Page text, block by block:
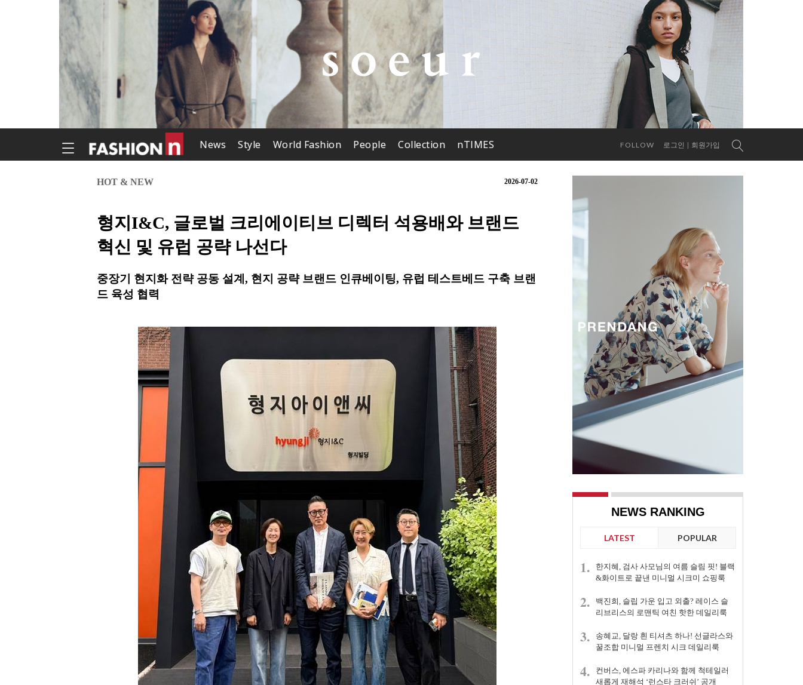
News Style World Fashion People Collection nTIMES FOLLOW 로그인 회원가입
HOT & NEW 2026-07-02
형지I&C, 글로벌 크리에이티브 디렉터 석용배와 브랜드
혁신 및 유럽 공략 나선다
중장기 현지화 전략 공동 설계, 현지 공략 브랜드 인큐베이팅, 유럽 테스트베드 구축 브랜
드 육성 협력
NEWS RANKING
LATEST POPULAR
1.
한지혜, 검사 사모님의 여름 슬림 핏! 블랙
&화이트로 끝낸 미니멀 시크미 쇼핑룩
2.
백진희, 슬립 가운 입고 외출? 레이스 슬
리브리스의 로맨틱 여친 핫한 데일리룩
3.
송혜교, 달랑 흰 티셔츠 하나! 선글라스와
꿀조합 미니멀 프렌치 시크 데일리룩
4.
컨버스, 에스파 카리나와 함께 척테일러
새롭게 재해석 ‘런스타 크러쉬’ 공개